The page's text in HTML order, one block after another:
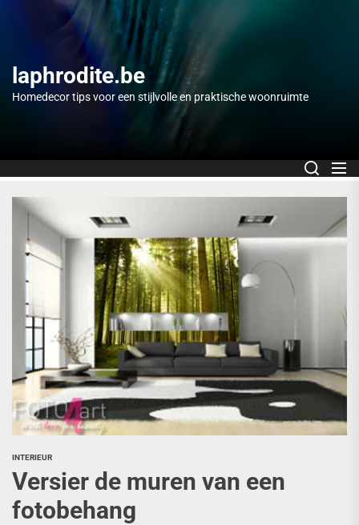
content
laphrodite.be
Homedecor tips voor een stijlvolle en praktische woonruimte
INTERIEUR
Versier de muren van een
fotobehang